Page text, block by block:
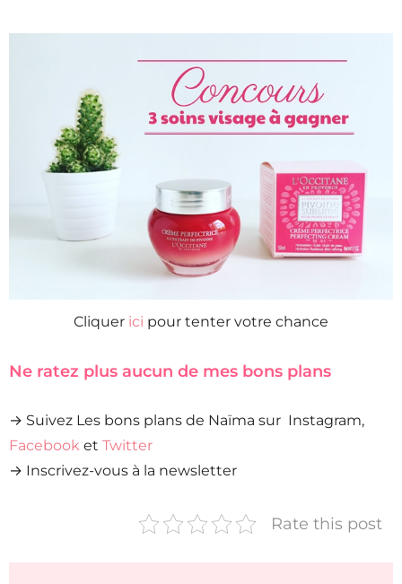
Cliquer ici pour tenter votre chance
Ne ratez plus aucun de mes bons plans
→ Suivez Les bons plans de Naïma sur Instagram,
Facebook et Twitter
→ Inscrivez-vous à la newsletter
Rate this post